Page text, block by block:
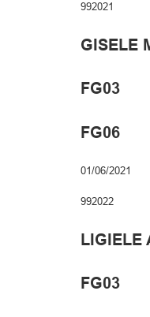
992021
GISELE
FG03
FG06
01/06/2021
992022
LIGIELE
FG03